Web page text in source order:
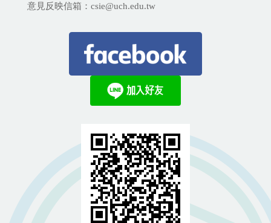
意見反映信箱：csie@uch.edu.tw